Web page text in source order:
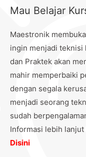
Mau Belajar
Maestronik
ingin menjadi teknisi
dan Praktek akan
mahir memperbaiki
dengan segala
menjadi seorang
sudah
Informasi lebih
Disini